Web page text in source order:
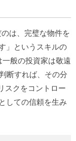
は、完璧な物件を
」というスキルの
般の投資家は敬遠
断すれば、その分
スクをコントロー
しての信頼を生み